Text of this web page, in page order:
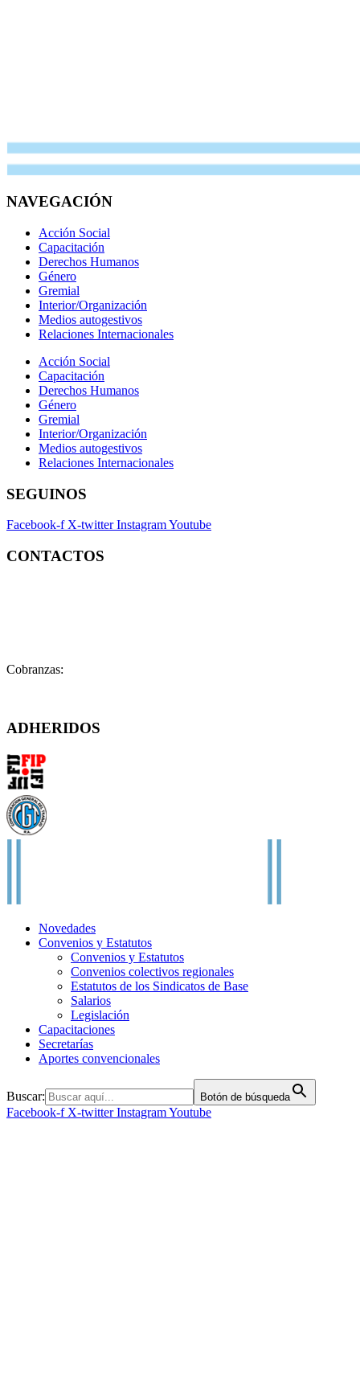
NAVEGACIÓN
Acción Social
Capacitación
Derechos Humanos
Género
Gremial
Interior/Organización
Medios autogestivos
Relaciones Internacionales
Acción Social
Capacitación
Derechos Humanos
Género
Gremial
Interior/Organización
Medios autogestivos
Relaciones Internacionales
SEGUINOS
Facebook-f X-twitter InstagramYoutube
CONTACTOS
Cobranzas:
ADHERIDOS
Novedades
Convenios y Estatutos
Convenios y Estatutos
Convenios colectivos regionales
Estatutos de los Sindicatos de Base
Salarios
Legislación
Capacitaciones
Secretarías
Aportes convencionales
Buscar: Botón de búsqueda
Facebook-f X-twitter InstagramYoutube